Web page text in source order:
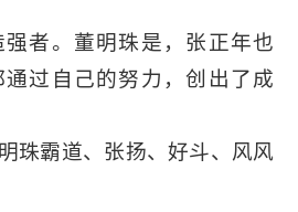
者。董明珠是，张正年也
过自己的努力，创出了成
霸道、张扬、好斗、风风